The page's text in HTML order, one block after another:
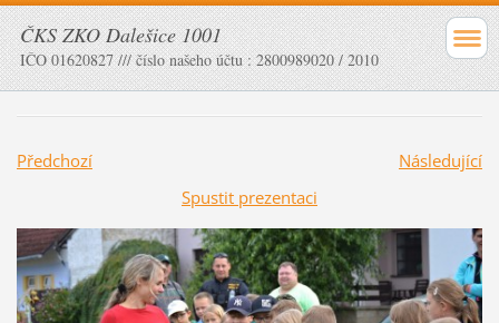
ČKS ZKO Dalešice 1001
IČO 01620827 /// číslo našeho účtu : 2800989020 / 2010
Předchozí
Následující
Spustit prezentaci